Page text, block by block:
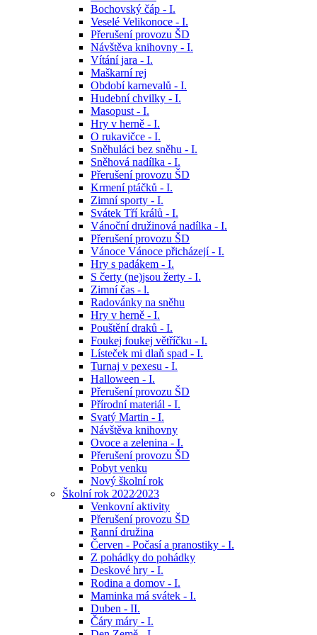
Bochovský čáp - I.
Veselé Velikonoce - I.
Přerušení provozu ŠD
Návštěva knihovny - I.
Vítání jara - I.
Maškarní rej
Období karnevalů - I.
Hudební chvilky - I.
Masopust - I.
Hry v herně - I.
O rukavičce - I.
Sněhuláci bez sněhu - I.
Sněhová nadílka - I.
Přerušení provozu ŠD
Krmení ptáčků - I.
Zimní sporty - I.
Svátek Tří králů - I.
Vánoční družinová nadílka - I.
Přerušení provozu ŠD
Vánoce Vánoce přicházejí - I.
Hry s padákem - I.
S čerty (ne)jsou žerty - I.
Zimní čas - l.
Radovánky na sněhu
Hry v herně - I.
Pouštění draků - I.
Foukej foukej větříčku - I.
Lísteček mi dlaň spad - I.
Turnaj v pexesu - I.
Halloween - I.
Přerušení provozu ŠD
Přírodní materiál - I.
Svatý Martin - I.
Návštěva knihovny
Ovoce a zelenina - I.
Přerušení provozu ŠD
Pobyt venku
Nový školní rok
Školní rok 2022⁄2023
Venkovní aktivity
Přerušení provozu ŠD
Ranní družina
Červen - Počasí a pranostiky - I.
Z pohádky do pohádky
Deskové hry - I.
Rodina a domov - I.
Maminka má svátek - I.
Duben - II.
Čáry máry - I.